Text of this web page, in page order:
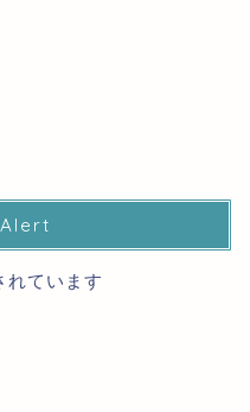
ています